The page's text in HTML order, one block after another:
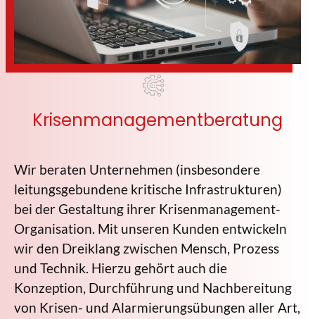
Krisenmanagementberatung
Wir beraten Unternehmen (insbesondere
leitungsgebundene kritische Infrastrukturen)
bei der Gestaltung ihrer Krisenmanagement-
Organisation. Mit unseren Kunden entwickeln
wir den Dreiklang zwischen Mensch, Prozess
und Technik. Hierzu gehört auch die
Konzeption, Durchführung und Nachbereitung
von Krisen- und Alarmierungsübungen aller Art,